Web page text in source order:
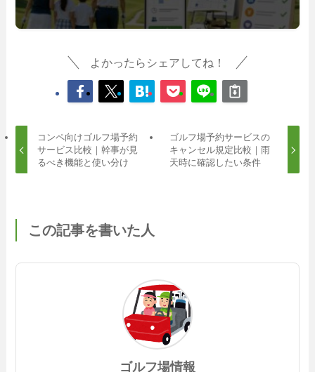
よかったらシェアしてね！
コンペ向けゴルフ場予約
サービス比較｜幹事が見
るべき機能と使い分け
ゴルフ場予約サービスの
キャンセル規定比較｜雨
天時に確認したい条件
この記事を書いた人
ゴルフ場情報